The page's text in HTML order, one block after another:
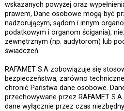
wskazanych powyżej oraz
prawem, Dane osobowe mogą być
nadzorującym, sądom i innym
podatkowym i organom ścigania),
zewnętrznym (np. audytorom) lub
świadczeń.
RAFAMET S.A zobowiązuje się
bezpieczeństwa, zarówno
chronić Państwa dane osobowe.
przechowywane przez RAFAMET
dane wyłącznie przez czas